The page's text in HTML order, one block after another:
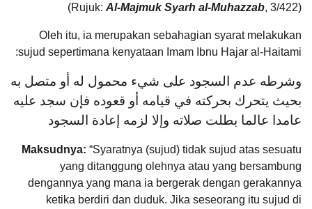
(Rujuk:
Al-Majmuk Syarh al-Muhazzab, 3/422)
Oleh itu, ia merupakan sebahagian syarat melakukan
sujud sepertimana kenyataan Imam Ibnu Hajar al-Haitami:
ﻭﺷﺮﻃﻪ ﻋﺪﻡ اﻟﺴﺠﻮﺩ ﻋﻠﻰ ﺷﻲء ﻣﺤﻤﻮﻝ ﻟﻪ ﺃﻭ ﻣﺘﺼﻞ ﺑﻪ
ﺑﺤﻴﺚ ﻳﺘﺤﺮﻙ ﺑﺤﺮﻛﺘﻪ ﻓﻲ ﻗﻴﺎﻣﻪ ﺃﻭ ﻗﻌﻮﺩﻩ ﻓﺈﻥ ﺳﺠﺪ ﻋﻠﻴﻪ
ﻋﺎﻣﺪا ﻋﺎﻟﻤﺎ ﺑﻄﻠﺖ ﺻﻼﺗﻪ ﻭﺇﻻ ﻟﺰﻣﻪ ﺇﻋﺎﺩﺓ اﻟﺴﺠﻮﺩ
Maksudnya: “Syaratnya (sujud) tidak sujud atas sesuatu
yang ditanggung olehnya atau yang bersambung
dengannya yang mana ia bergerak dengan gerakannya
ketika berdiri dan duduk. Jika seseorang itu sujud di